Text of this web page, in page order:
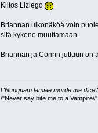
Kiitos Lizlego
Briannan ulkonäköä voin
sitä kykene muuttamaan.
Briannan ja Conrin juttuun on
\"Nunquam lamiae morde me
\"Never say bite me to a Vampire\"